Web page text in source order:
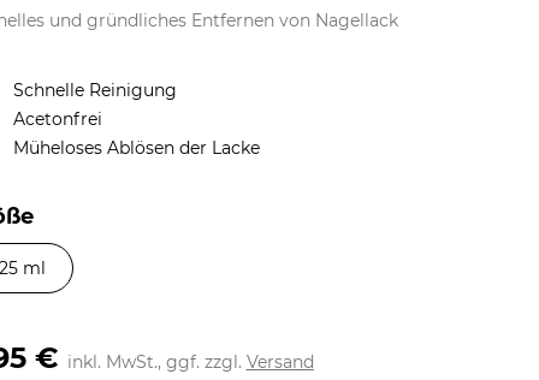
und gründliches Entfernen von Nagellack
Schnelle Reinigung
Acetonfrei
Müheloses Ablösen der Lacke
ml
€ inkl. MwSt., ggf. zzgl. Versand